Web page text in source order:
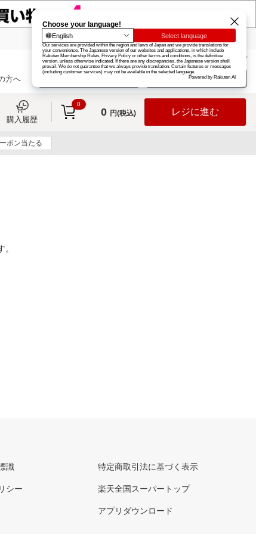
楽天グループ カード
お知らせ ヘルプ
方へ ログイン
購入履歴
0
0 円(税込) レジに進む
ポン当たる
識
シー
特定商取引法に基づく表示
楽天全国スーパートップ
アプリダウンロード